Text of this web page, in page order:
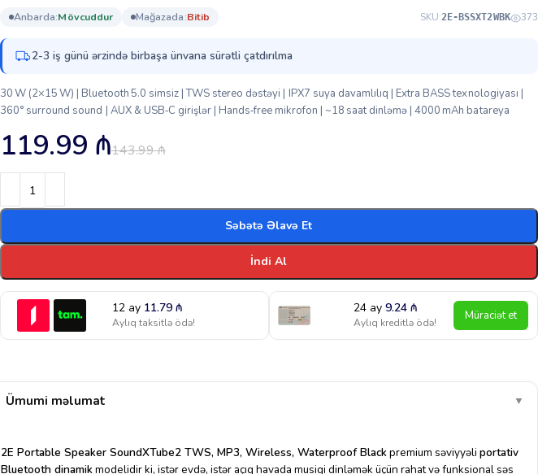
anbarda: mövcuddur mağazada: bi̇ti̇b SKU:2E-BSSXT2WBK 373
2-3 iş günü ərzində birbaşa ünvana sürətli çatdırılma
30 W (2×15 W) | Bluetooth 5.0 simsiz | TWS stereo dəstəyi | IPX7 suya davamlılıq | Extra BASS texnologiyası |
360° surround sound | AUX & USB‑C girişlər | Hands‑free mikrofon | ~18 saat dinləmə | 4000 mAh batareya
143.99₼
119.99 ₼
Səbətə Əlavə Et
İndi Al
12 ay 11.79₼
Aylıq taksitlə ödə!
24 ay9.24₼
Aylıq kreditlə ödə! Müraciət et
Ümumi məlumat ▼
2E Portable Speaker SoundXTube2 TWS, MP3, Wireless, Waterproof Blackpremium səviyyəli portativ
Bluetooth dinamikmodelidir ki, istər evdə, istər açıq havada musiqi dinləmək üçün rahat və funksional səs